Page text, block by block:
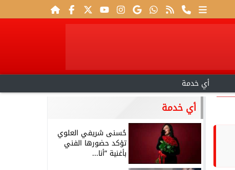
أي خدمة
أي خدمة
حُسنى شريفي العلوي
تؤكد حضورها الفني
بأغنية ”أنا...